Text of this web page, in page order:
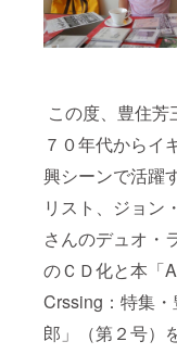
この度、豊住芳
７０年代からイ
興シーンで活躍
リスト、ジョン
さんのデュオ・
のＣＤ化と本「
Crssing：特集
郎」（第２号）